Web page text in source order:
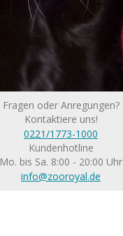
Fragen oder Anregungen?
Kontaktiere uns!
0221/1773-1000
Kundenhotline
Mo. bis Sa. 8:00 - 20:00 Uhr
info@zooroyal.de